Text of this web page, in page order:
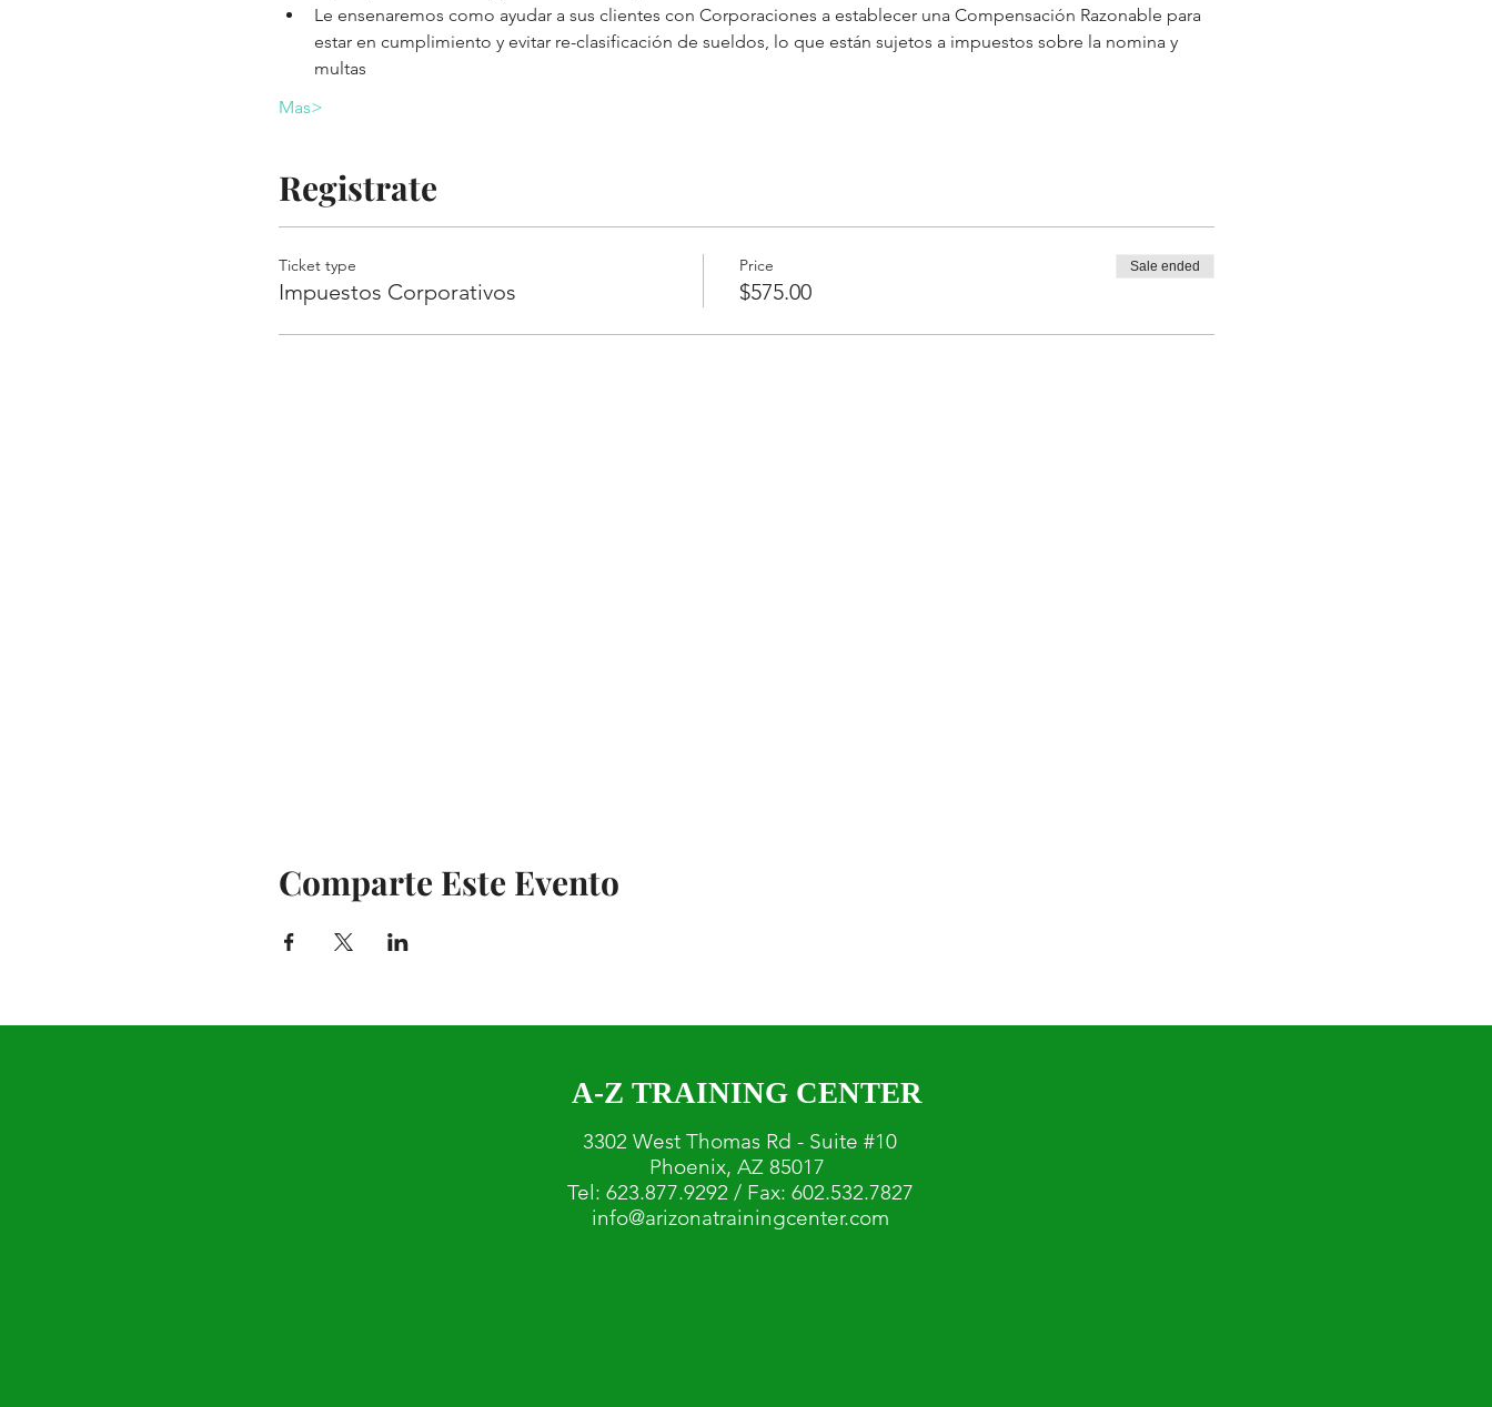
Le ensenaremos como ayudar a sus clientes con Corporaciones a establecer una Compensación Razonable para
estar en cumplimiento y evitar re-clasificación de sueldos, lo que están sujetos a impuestos sobre la nomina y
multas
Mas>
Registrate
Ticket type
Impuestos Corporativos
Price
$575.00
Sale ended
Comparte Este Evento
A-Z TRAINING CENTER
3302 West Thomas Rd - Suite #10
Phoenix, AZ 85017
Tel: 623.877.9292 / Fax: 602.532.7827
info@arizonatrainingcenter.com